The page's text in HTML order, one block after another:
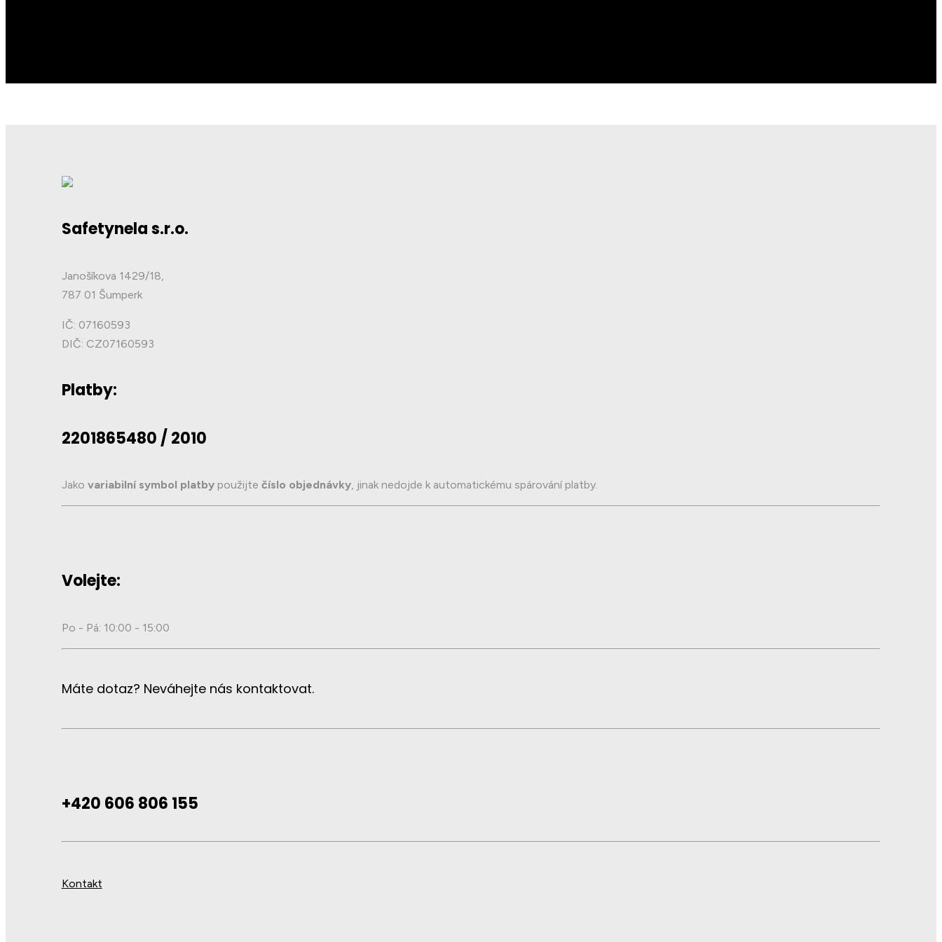
Safetynela s.r.o.
Janošíkova 1429/18,
787 01 Šumperk
IČ: 07160593
DIČ: CZ07160593
Platby:
2201865480 / 2010
Jako variabilní symbol platbypoužijte číslo objednávky, jinak nedojde k automatickému spárování platby.
Volejte:
Po - Pá: 10:00 - 15:00
Máte dotaz? Neváhejte nás kontaktovat.
+420 606 806 155
Kontakt